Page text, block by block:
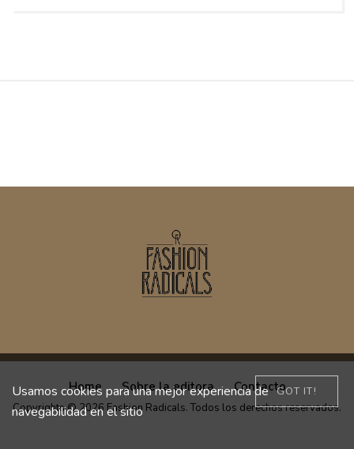
Home Sobre la editora Contacto
Copyrights © 2026 Fashion Radicals. Todos los derechos reservados.
GOT IT!
Usamos cookies para una mejor experiencia de
navegabilidad en el sitio